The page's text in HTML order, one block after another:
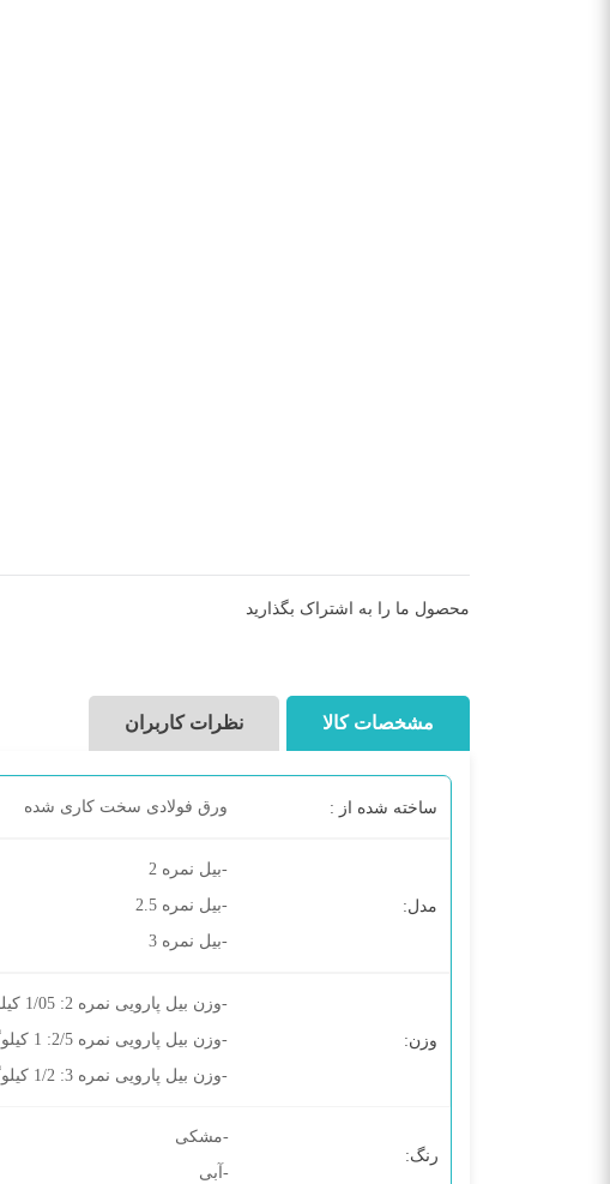
محصول ما را به اشتراک بگذارید
مشخصات کالا نظرات کاربران
ساخته شده از : ورق فولادی سخت کاری شده
مدل:
-بیل نمره 2
-بیل نمره 2.5
-بیل نمره 3
وزن:
-وزن بیل پارویی نمره 2: 1/05 کیلوگرم
-وزن بیل پارویی نمره 2/5: 1 کیلوگرم
-وزن بیل پارویی نمره 3: 1/2 کیلوگرم
رنگ:
-مشکی
-آبی